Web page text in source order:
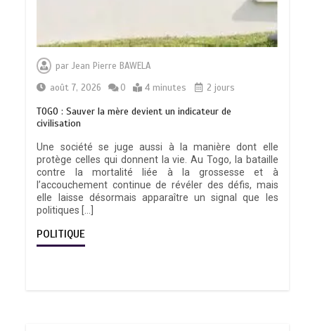
parJean Pierre BAWELA
août 7, 2026
0 4 minutes 2 jours
TOGO : Sauver la mère devient un indicateur de
civilisation
Une société se juge aussi à la manière dont elle
protège celles qui donnent la vie. Au Togo, la bataille
contre la mortalité liée à la grossesse et à
l’accouchement continue de révéler des défis, mais
elle laisse désormais apparaître un signal que les
politiques […]
POLITIQUE